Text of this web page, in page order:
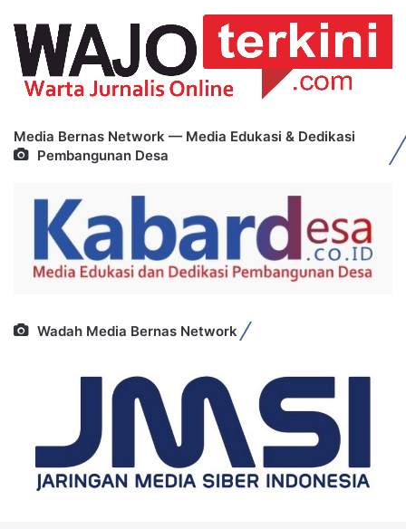
Media Bernas Network — Media Edukasi & Dedikasi
Pembangunan Desa
Wadah Media Bernas Network